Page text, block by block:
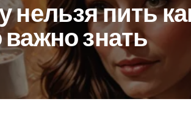
нельзя пить
важно знать